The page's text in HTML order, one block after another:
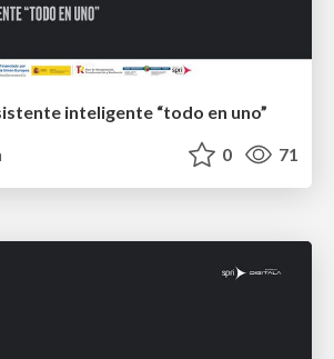
inteligente “todo en uno”
0 71